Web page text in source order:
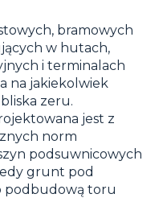
bramowych
w hutach,
i terminalach
na jakiekolwiek
zeru.
jest z
norm
podsuwnicowych
grunt pod
podbudową toru